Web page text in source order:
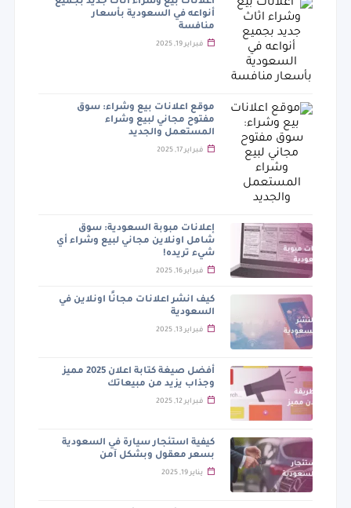
أنواعه في السعودية بأسعار
منافسة
فبراير 19, 2025
موقع اعلانات بيع وشراء: سوق
مفتوح مجاني لبيع وشراء
المستعمل والجديد
فبراير 17, 2025
إعلانات مبوبة السعودية: سوق
شامل اونلاين مجاني لبيع وشراء أي
شيء تريده!
فبراير 16, 2025
كيف انشر اعلانات مجانًا اونلاين في
السعودية
فبراير 13, 2025
أفضل صيغة كتابة اعلان 2025 مميز
وجذاب يزيد من مبيعاتك
فبراير 12, 2025
كيفية استئجار سيارة في السعودية
بسعر معقول وبشكل آمن
يناير 19, 2025